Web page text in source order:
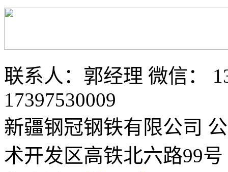
联系人：郭经理 微信：
17397530009
新疆钢冠钢铁有限公司
术开发区高铁北六路99号